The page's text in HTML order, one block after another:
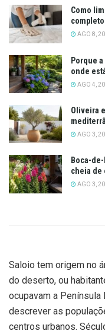
Como
AGO 8,
Porque
onde
AGO 4,
Oliveira
AGO 3,
Boca-
cheia de
AGO 3,
Saloio tem origem no
do deserto, ou
ocupavam a Península
descrever as
centros urbanos.